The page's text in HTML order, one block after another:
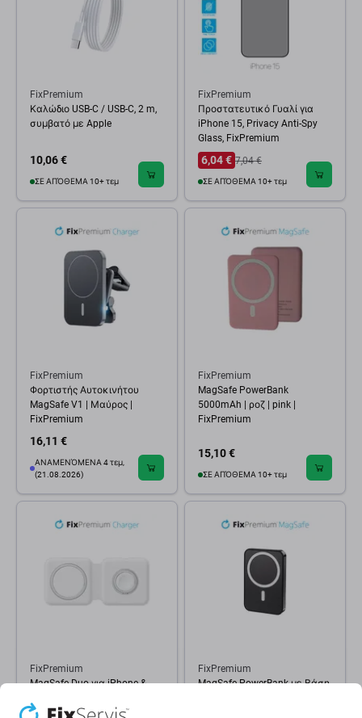
FixPremium
Καλώδιο USB-C / USB-C, 2 m,
συμβατό με Apple
10,06 €
ΣΕ ΑΠΌΘΕΜΑ 10+ τεμ
FixPremium
Προστατευτικό Γυαλί για
iPhone 15, Privacy Anti-Spy
Glass, FixPremium
6,04 € 7,04 €
ΣΕ ΑΠΌΘΕΜΑ 10+ τεμ
FixPremium
Φορτιστής Αυτοκινήτου
MagSafe V1 | Μαύρος |
FixPremium
16,11 €
ΑΝΑΜΕΝΌΜΕΝΑ 4 τεμ,
(21.08.2026)
FixPremium
MagSafe PowerBank
5000mAh | ροζ | pink |
FixPremium
15,10 €
ΣΕ ΑΠΌΘΕΜΑ 10+ τεμ
FixPremium
MagSafe Duo για iPhone &
FixPremium
FixPremium
MagSafe PowerBank με Βάση